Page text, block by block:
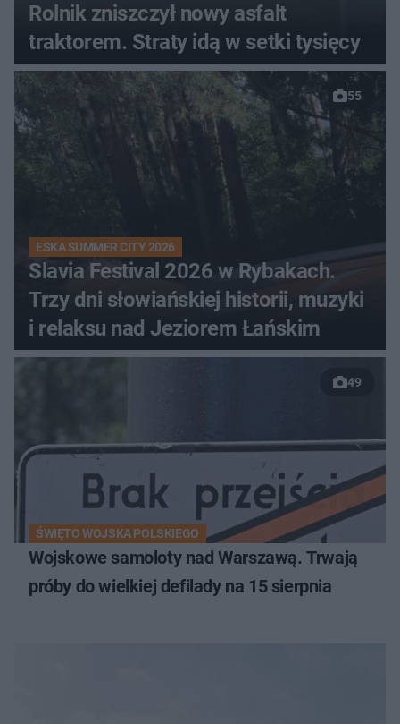
Rolnik zniszczył nowy asfalt
traktorem. Straty idą w setki tysięcy
55
ESKA SUMMER CITY 2026
Slavia Festival 2026 w Rybakach.
Trzy dni słowiańskiej historii, muzyki
i relaksu nad Jeziorem Łańskim
49
ŚWIĘTO WOJSKA POLSKIEGO
Wojskowe samoloty nad Warszawą. Trwają
próby do wielkiej defilady na 15 sierpnia